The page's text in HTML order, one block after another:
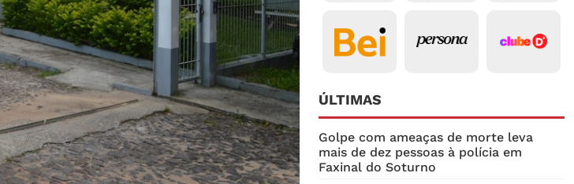
ÚLTIMAS
Golpe com ameaças de morte leva
mais de dez pessoas à polícia em
Faxinal do Soturno